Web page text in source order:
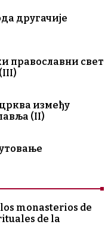
другачије
православни свет
између
(II)
monasterios de
de la